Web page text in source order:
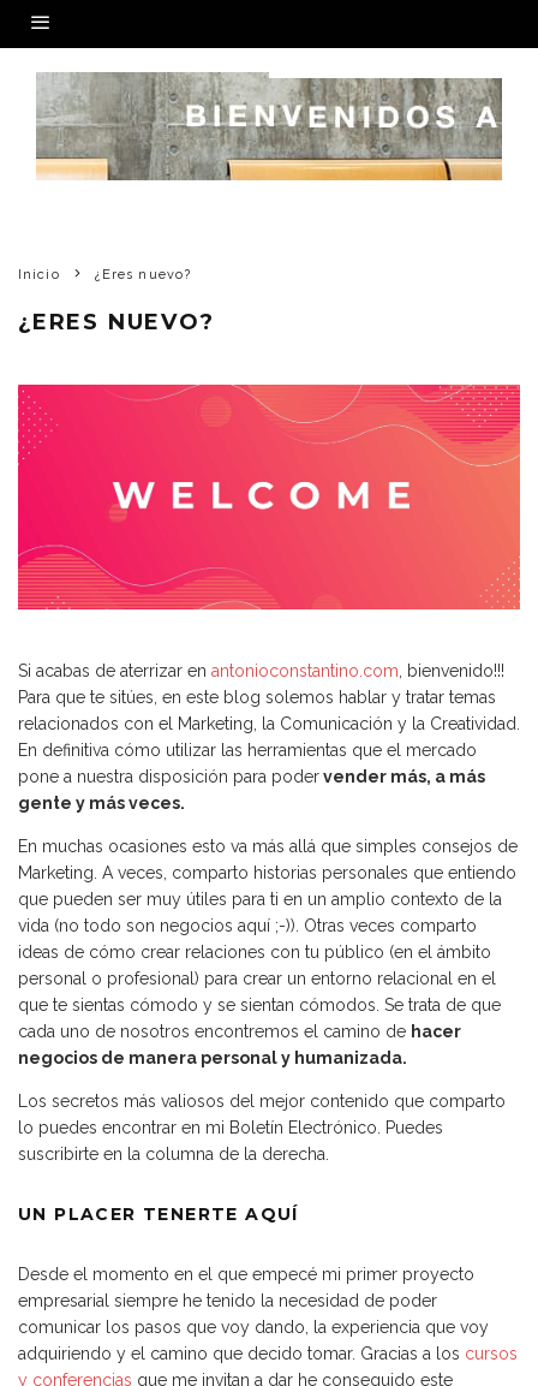
Inicio ¿Eres nuevo?
¿ERES NUEVO?
Si acabas de aterrizar en antonioconstantino.com , bienvenido!!!
Para que te sitúes, en este blog solemos hablar y tratar temas
relacionados con el Marketing, la Comunicación y la Creatividad.
En definitiva cómo utilizar las herramientas que el mercado
pone a nuestra disposición para podervender más, a más
gente y más veces.
En muchas ocasiones esto va más allá que simples consejos de
Marketing. A veces, comparto historias personales que entiendo
que pueden ser muy útiles para ti en un amplio contexto de la
vida (no todo son negocios aquí ;-)). Otras veces comparto
ideas de cómo crear relaciones con tu público (en el ámbito
personal o profesional) para crear un entorno relacional en el
que te sientas cómodo y se sientan cómodos. Se trata de que
cada uno de nosotros encontremos el camino de hacer
negocios de manera personal y humanizada.
Los secretos más valiosos del mejor contenido que comparto
lo puedes encontrar en mi Boletín Electrónico. Puedes
suscribirte en la columna de la derecha.
UN PLACER TENERTE AQUÍ
Desde el momento en el que empecé mi primer proyecto
empresarial siempre he tenido la necesidad de poder
comunicar los pasos que voy dando, la experiencia que voy
adquiriendo y el camino que decido tomar. Gracias a los cursos
y conferencias que me invitan a dar he conseguido este